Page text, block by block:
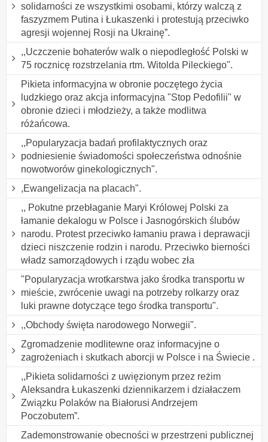
solidarności ze wszystkimi osobami, którzy walczą z
faszyzmem Putina i Łukaszenki i protestują przeciwko
agresji wojennej Rosji na Ukrainę”.
,,Uczczenie bohaterów walk o niepodległość Polski w
75 rocznicę rozstrzelania rtm. Witolda Pileckiego".
Pikieta informacyjna w obronie poczętego życia
ludzkiego oraz akcja informacyjna "Stop Pedofilii" w
obronie dzieci i młodzieży, a także modlitwa
różańcowa.
,,Popularyzacja badań profilaktycznych oraz
podniesienie świadomości społeczeństwa odnośnie
nowotworów ginekologicznych".
,Ewangelizacja na placach".
,, Pokutne przebłaganie Maryi Królowej Polski za
łamanie dekalogu w Polsce i Jasnogórskich ślubów
narodu. Protest przeciwko łamaniu prawa i deprawacji
dzieci niszczenie rodzin i narodu. Przeciwko bierności
władz samorządowych i rządu wobec zła
"Popularyzacja wrotkarstwa jako środka transportu w
mieście, zwrócenie uwagi na potrzeby rolkarzy oraz
luki prawne dotyczące tego środka transportu".
,,Obchody święta narodowego Norwegii".
Zgromadzenie modlitewne oraz informacyjne o
zagrożeniach i skutkach aborcji w Polsce i na Świecie .
,,Pikieta solidarności z uwięzionym przez reżim
Aleksandra Łukaszenki dziennikarzem i działaczem
Związku Polaków na Białorusi Andrzejem
Poczobutem”.
Zademonstrowanie obecności w przestrzeni publicznej